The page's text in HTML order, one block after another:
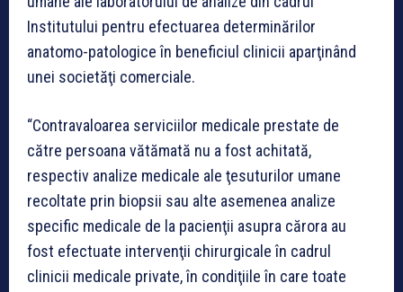
Institutului pentru efectuarea determinărilor
anatomo-patologice în beneficiul clinicii aparţinând
unei societăţi comerciale.
“Contravaloarea serviciilor medicale prestate de
către persoana vătămată nu a fost achitată,
respectiv analize medicale ale ţesuturilor umane
recoltate prin biopsii sau alte asemenea analize
specific medicale de la pacienţii asupra cărora au
fost efectuate intervenţii chirurgicale în cadrul
clinicii medicale private, în condiţiile în care toate